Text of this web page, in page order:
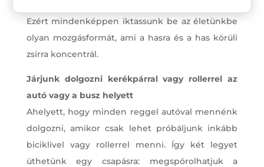
Ezért mindenképpen iktassunk be az életünkbe
olyan mozgásformát, ami a hasra és a has körüli
zsírra koncentrál.
Járjunk dolgozni kerékpárral vagy rollerrel az
autó vagy a busz helyett
Ahelyett, hogy minden reggel autóval mennénk
dolgozni, amikor csak lehet próbáljunk inkább
biciklivel vagy rollerrel menni. Így két legyet
üthetünk egy csapásra: megspórolhatjuk a